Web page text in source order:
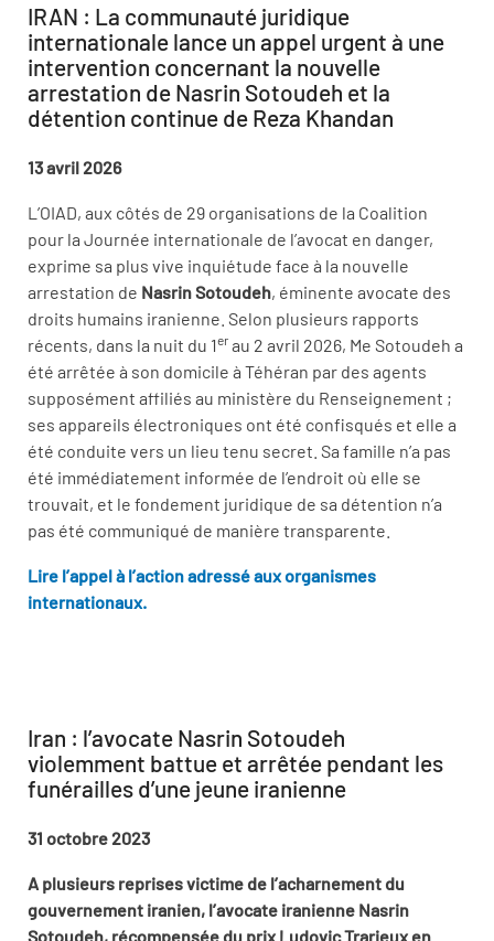
IRAN : La communauté juridique
internationale lance un appel urgent à une
intervention concernant la nouvelle
arrestation de Nasrin Sotoudeh et la
détention continue de Reza Khandan
13 avril 2026
L’OIAD, aux côtés de 29 organisations de la Coalition
pour la Journée internationale de l’avocat en danger,
exprime sa plus vive inquiétude face à la nouvelle
arrestation de Nasrin Sotoudeh, éminente avocate des
droits humains iranienne. Selon plusieurs rapports
récents, dans la nuit du 1er au 2 avril 2026, Me Sotoudeh a
été arrêtée à son domicile à Téhéran par des agents
supposément affiliés au ministère du Renseignement ;
ses appareils électroniques ont été confisqués et elle a
été conduite vers un lieu tenu secret. Sa famille n’a pas
été immédiatement informée de l’endroit où elle se
trouvait, et le fondement juridique de sa détention n’a
pas été communiqué de manière transparente.
Lire l’appel à l’action adressé aux organismes
internationaux.
Iran : l’avocate Nasrin Sotoudeh
violemment battue et arrêtée pendant les
funérailles d’une jeune iranienne
31 octobre 2023
A plusieurs reprises victime de l’acharnement du
gouvernement iranien, l’avocate iranienne Nasrin
Sotoudeh, récompensée du prix Ludovic Trarieux en